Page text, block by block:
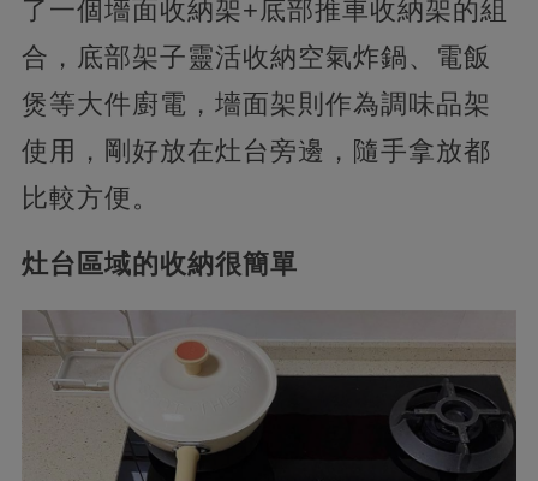
了一個墻面收納架+底部推車收納架的組
合，底部架子靈活收納空氣炸鍋、電飯
煲等大件廚電，墻面架則作為調味品架
使用，剛好放在灶台旁邊，隨手拿放都
比較方便。
灶台區域的收納很簡單